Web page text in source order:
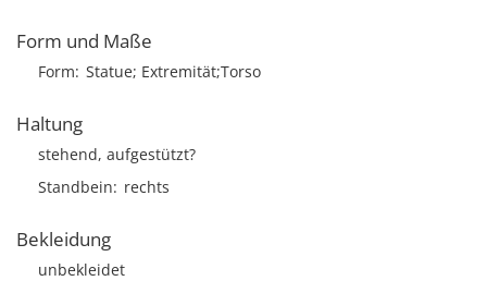
Form und Maße
Form Statue; Extremität;Torso
Haltung
stehend, aufgestützt?
Standbein
rechts
Bekleidung
unbekleidet